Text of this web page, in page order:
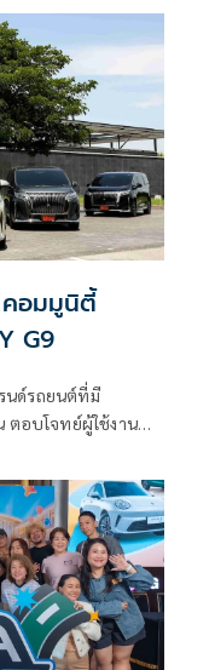
คอมมูนิตี้
G9
นด์รถยนต์ที่มี
อบโจทย์ผู้ใช้งานทุก